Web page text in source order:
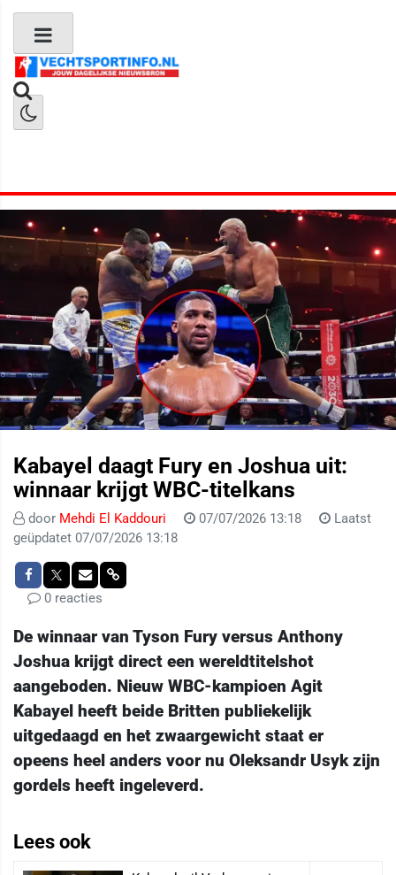
Kabayel daagt Fury en Joshua uit:
winnaar krijgt WBC-titelkans
door Mehdi El Kaddouri 07/07/2026 13:18
Laatst
geüpdatet 07/07/2026 13:18
0 reacties
De winnaar van Tyson Fury versus Anthony
Joshua krijgt direct een wereldtitelshot
aangeboden. Nieuw WBC-kampioen Agit
Kabayel heeft beide Britten publiekelijk
uitgedaagd en het zwaargewicht staat er
opeens heel anders voor nu Oleksandr Usyk zijn
gordels heeft ingeleverd.
Lees ook